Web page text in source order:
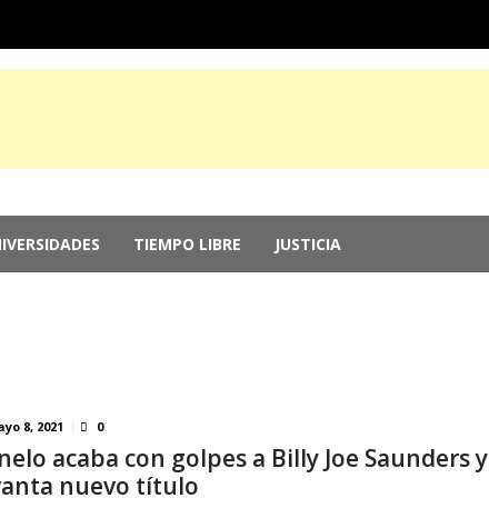
TIEMPO LIBRE JUSTICIA
en Gaza
Más de 250 medallas y busca récord...
del chef Anthony Bourdain
8, 2021 0
acaba con golpes a Billy Joe Saunders y
nuevo título